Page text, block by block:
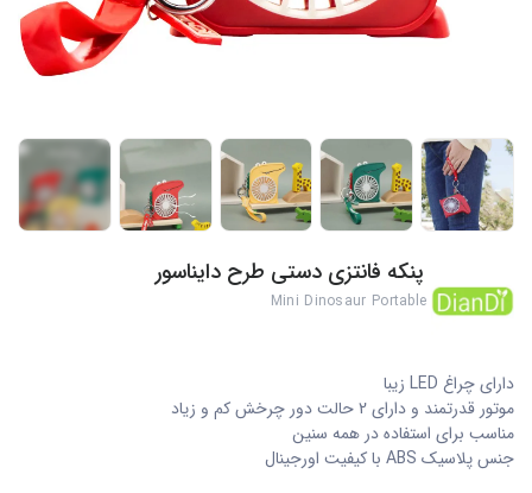
پنکه فانتزی دستی طرح دایناسور
Mini Dinosaur Portable Cooling Fan
دارای چراغ LED زیبا
موتور قدرتمند و دارای 2 حالت دور چرخش کم و زیاد
مناسب برای استفاده در همه سنین
جنس پلاسیک ABS با کیفیت اورجینال